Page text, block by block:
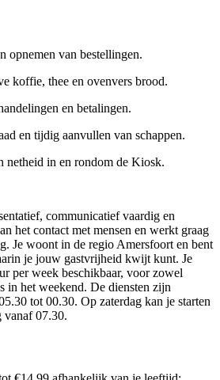
opnemen van bestellingen.
koffie, thee en ovenvers brood.
en betalingen.
en tijdig aanvullen van schappen.
netheid in en rondom de Kiosk.
communicatief vaardig en
het contact met mensen en werkt graag
Je woont in de regio Amersfoort en bent
je jouw gastvrijheid kwijt kunt. Je
per week beschikbaar, voor zowel
in het weekend. De diensten zijn
tot 00.30. Op zaterdag kan je starten
vanaf 07.30.